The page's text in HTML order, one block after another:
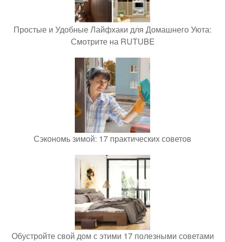
Простые и Удобные Лайфхаки для Домашнего Уюта:
Смотрите на RUTUBE
Сэкономь зимой: 17 практических советов
Обустройте свой дом с этими 17 полезными советами